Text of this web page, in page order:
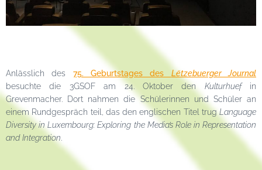
Anlässlich des 75. Geburtstages des Lëtzebuerger Journal
besuchte die 3GSOF am 24. Oktober den Kulturhuefin
Grevenmacher. Dort nahmen die Schülerinnen und Schüler an
einem Rundgespräch teil, das den englischen Titel trugLanguage
Diversity in Luxembourg: Exploring the Media’s Role in Representation
and Integration